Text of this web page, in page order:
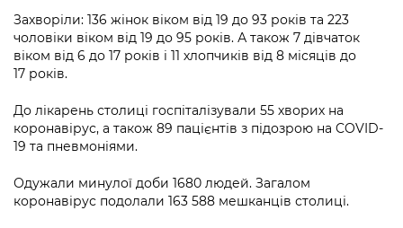
Kyiv International Relations
Річні звіти
Гендерна політика
Безбар'єрність
Київська міська військова адміністрація
Портал Захисників та Захисниць
Безбар'єрність
Портал послуг
Міський застосунок Київ Цифровий
Важливе під час воєнного стану
Уряд» – місцевий рівень»
Важливе під час воєнного стану
Про відкриті дані
Портал даних Києва
Захворіли: 136 жінок віком від 19 до 93 років та 223
чоловіки віком від 19 до 95 років. А також 7 дівчаток
віком від 6 до 17 років і 11 хлопчиків від 8 місяців до
17 років.
До лікарень столиці госпіталізували 55 хворих на
коронавірус, а також 89 пацієнтів з підозрою на COVID-
19 та пневмоніями.
Одужали минулої доби 1680 людей. Загалом
коронавірус подолали 163 588 мешканців столиці.